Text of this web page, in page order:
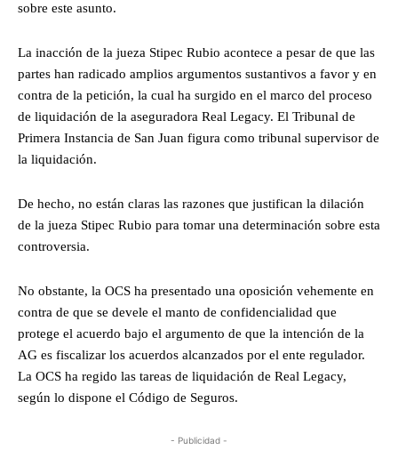
sobre este asunto.
La inacción de la jueza Stipec Rubio acontece a pesar de que las
partes han radicado amplios argumentos sustantivos a favor y en
contra de la petición, la cual ha surgido en el marco del proceso
de liquidación de la aseguradora Real Legacy. El Tribunal de
Primera Instancia de San Juan figura como tribunal supervisor de
la liquidación.
De hecho, no están claras las razones que justifican la dilación
de la jueza Stipec Rubio para tomar una determinación sobre esta
controversia.
No obstante, la OCS ha presentado una oposición vehemente en
contra de que se devele el manto de confidencialidad que
protege el acuerdo bajo el argumento de que la intención de la
AG es fiscalizar los acuerdos alcanzados por el ente regulador.
La OCS ha regido las tareas de liquidación de Real Legacy,
según lo dispone el Código de Seguros.
- Publicidad -